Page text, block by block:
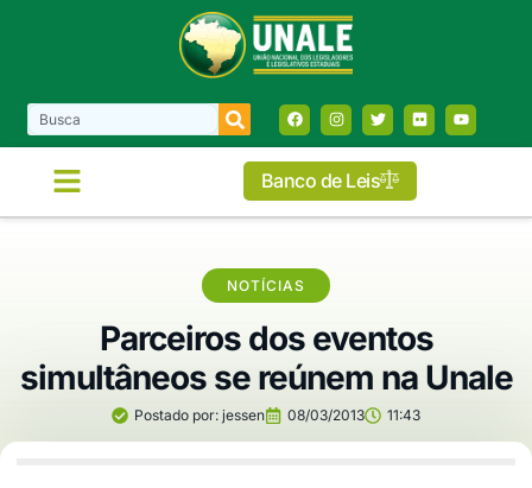
Banco de Leis
NOTÍCIAS
Parceiros dos eventos
simultâneos se reúnem na Unale
Postado por: jessen 08/03/2013 11:43